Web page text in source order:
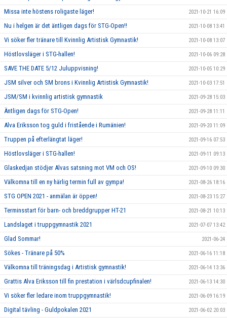
Missa inte höstens roligaste läger! 2021-10-21 16:09
Nu i helgen är det äntligen dags för STG-Open!! 2021-10-08 13:41
Vi söker fler tränare till Kvinnlig Artistisk Gymnastik! 2021-10-08 13:07
Höstlovsläger i STG-hallen! 2021-10-06 09:28
SAVE THE DATE 5/12 Juluppvisning! 2021-10-05 10:29
JSM silver och SM brons i Kvinnlig Artistisk Gymnastik! 2021-10-03 17:51
JSM/SM i kvinnlig artistisk gymnastik 2021-09-28 15:03
Äntligen dags för STG-Open! 2021-09-28 11:11
Alva Eriksson tog guld i fristående i Rumänien! 2021-09-20 11:09
Truppen på efterlängtat läger! 2021-09-16 07:53
Höstlovsläger i STG-hallen! 2021-09-11 09:13
Glaskedjan stödjer Alvas satsning mot VM och OS! 2021-09-10 09:30
Välkomna till en ny härlig termin full av gympa! 2021-08-26 18:16
STG OPEN 2021 - anmälan är öppen! 2021-08-23 15:27
Terminsstart för barn- och breddgrupper HT-21 2021-08-21 10:13
Landslaget i truppgymnastik 2021 2021-07-07 13:42
Glad Sommar! 2021-06-24
Sökes - Tränare på 50% 2021-06-16 11:18
Välkomna till träningsdag i Artistisk gymnastik! 2021-06-14 13:36
Grattis Alva Eriksson till fin prestation i värlsdcupfinalen! 2021-06-13 14:30
Vi söker fler ledare inom truppgymnastik! 2021-06-09 16:19
Digital tävling - Guldpokalen 2021 2021-06-02 20:03